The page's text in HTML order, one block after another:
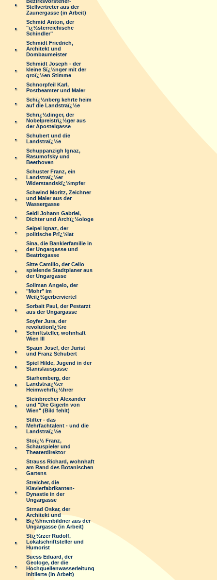
Stellvertreter aus der
Zaunergasse (in Arbeit)
Schmid Anton, der
"ï¿½sterreichische
Schindler"
Schmidt Friedrich,
Architekt und
Dombaumeister
Schmidt Joseph - der
kleine Sï¿½nger mit der
groï¿½en Stimme
Schnorpfeil Karl,
Postbeamter und Maler
Schï¿½nberg kehrte heim
auf die Landstraï¿½e
Schrï¿½dinger, der
Nobelpreistrï¿½ger aus
der Apostelgasse
Schubert und die
Landstraï¿½e
Schuppanzigh Ignaz,
Rasumofsky und
Beethoven
Schuster Franz, ein
Landstraï¿½er
Widerstandskï¿½mpfer
Schwind Moritz, Zeichner
und Maler aus der
Wassergasse
Seidl Johann Gabriel,
Dichter und Archï¿½ologe
Seipel Ignaz, der
politische Prï¿½lat
Sina, die Bankierfamilie in
der Ungargasse und
Beatrixgasse
Sitte Camillo, der Cello
spielende Stadtplaner aus
der Ungargasse
Soliman Angelo, der
"Mohr" im
Weiï¿½gerberviertel
Sorbait Paul, der Pestarzt
aus der Ungargasse
Soyfer Jura, der
revolutionï¿½re
Schriftsteller, wohnhaft
Wien III
Spaun Josef, der Jurist
und Franz Schubert
Spiel Hilde, Jugend in der
Stanislausgasse
Starhemberg, der
Landstraï¿½er
Heimwehrfï¿½hrer
Steinbrecher Alexander
und "Die Gigerln von
Wien" (Bild fehlt)
Stifter - das
Mehrfachtalent - und die
Landstraï¿½e
Stoï¿½ Franz,
Schauspieler und
Theaterdirektor
Strauss Richard, wohnhaft
am Rand des Botanischen
Gartens
Streicher, die
Klavierfabrikanten-
Dynastie in der
Ungargasse
Strnad Oskar, der
Architekt und
Bï¿½hnenbildner aus der
Ungargasse (in Arbeit)
Stï¿½rzer Rudolf,
Lokalschriftsteller und
Humorist
Suess Eduard, der
Geologe, der die
Hochquellenwasserleitung
initiierte (in Arbeit)